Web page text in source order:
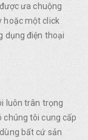
ưa chuộng
hoặc một click
dụng điện thoại
luôn trân trọng
chúng tôi cung cấp
bất cứ sản